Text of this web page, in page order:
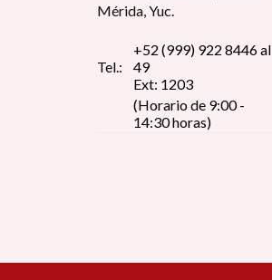
Mérida, Yuc.
Tel.:
+52 (999) 922 8446 al
49
Ext: 1203
(Horario de 9:00 -
14:30 horas)